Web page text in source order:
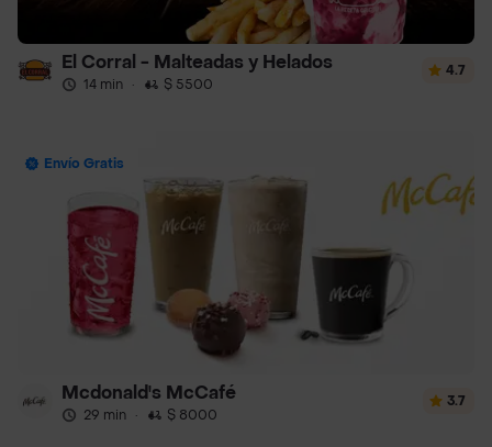
El Corral - Malteadas y Helados
14 min · $ 5500
4.7
Envío Gratis
Mcdonald's McCafé
29 min · $ 8000
3.7